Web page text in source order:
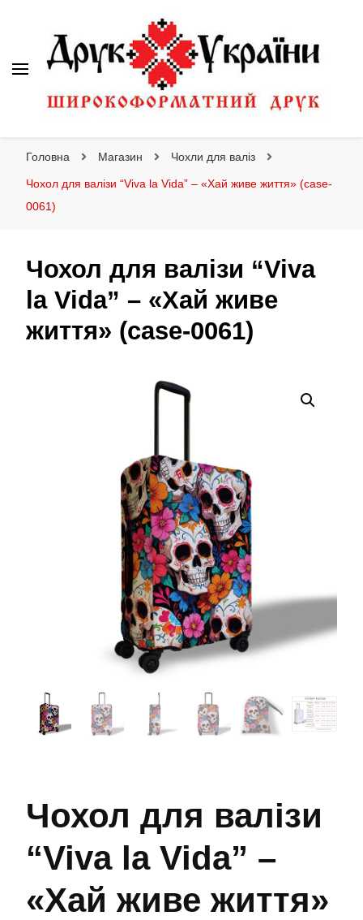
Головна Магазин Чохли для валіз
Чохол для валізи “Viva la Vida” – «Хай живе життя» (case-
0061)
Чохол для валізи “Viva
la Vida” – «Хай живе
життя» (case-0061)
Чохол для валізи
“Viva la Vida” –
«Хай живе життя»